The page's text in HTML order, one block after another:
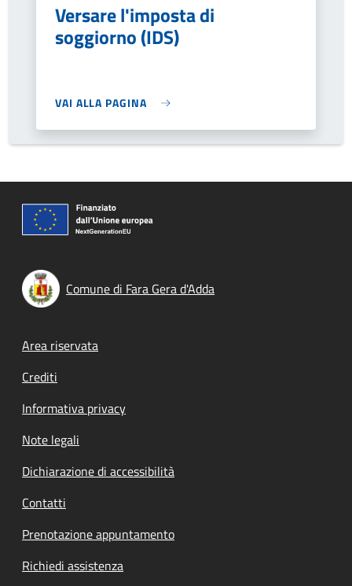
Versare l'imposta di
soggiorno (IDS)
VAI ALLA PAGINA
Comune di Fara Gera d'Adda
Footer menu
Area riservata
Crediti
Informativa privacy
Note legali
Dichiarazione di accessibilità
Contatti
Prenotazione appuntamento
Richiedi assistenza